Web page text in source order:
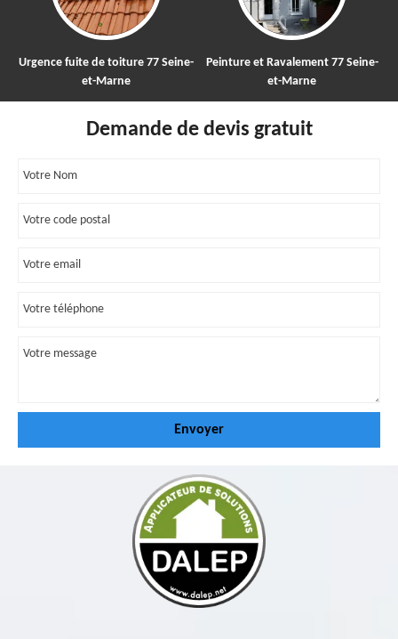
77 Seine-
Peinture et Ravalement 77 Seine-
Nettoyage et
Demande de devis gratuit